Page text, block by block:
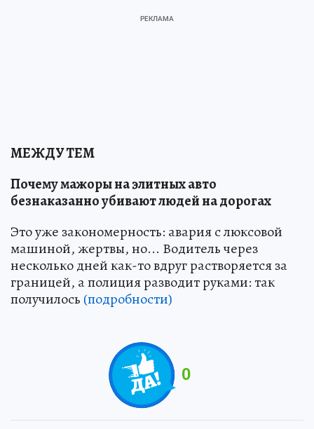
МЕЖДУ ТЕМ
Почему мажоры на элитных авто
безнаказанно убивают людей на дорогах
Это уже закономерность: авария с люксовой
машиной, жертвы, но... Водитель через
несколько дней как-то вдруг растворяется за
границей, а полиция разводит руками: так
получилось (подробности)
0